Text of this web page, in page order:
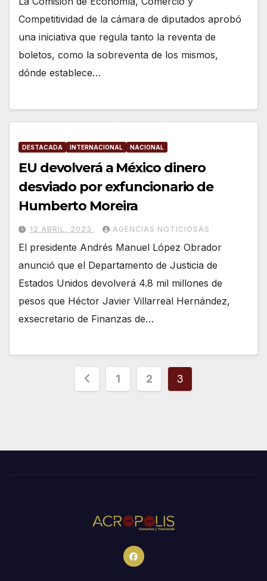
Competitividad de la cámara de diputados aprobó
una iniciativa que regula tanto la reventa de
boletos, como la sobreventa de los mismos,
dónde establece…
DESTACADA INTERNACIONAL NACIONAL
EU devolverá a México dinero
desviado por exfuncionario de
Humberto Moreira
12 ABRIL, 2023 AGENCIAS NOTICIOSAS
El presidente Andrés Manuel López Obrador
anunció que el Departamento de Justicia de
Estados Unidos devolverá 4.8 mil millones de
pesos que Héctor Javier Villarreal Hernández,
exsecretario de Finanzas de…
Paginación
1 2 3